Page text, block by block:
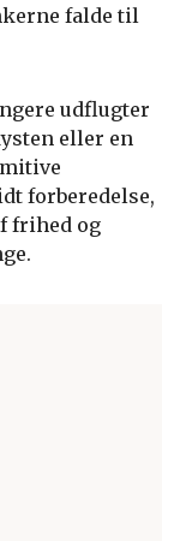
falde til
udflugter
eller en
forberedelse,
frihed og